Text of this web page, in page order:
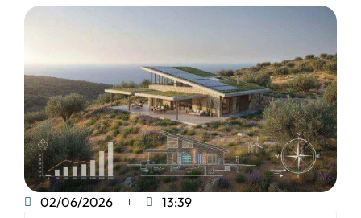
02/06/2026 13:39